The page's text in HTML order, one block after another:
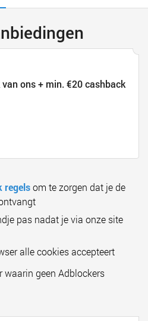
ons + min. €20 cashback
regelsom te zorgen dat je de
pas nadat je via onze site
alle cookies accepteert
waarin geen Adblockers